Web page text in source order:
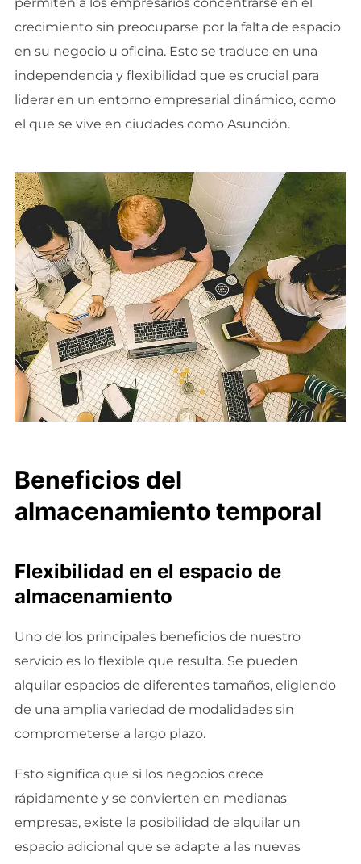
crecimiento sin preocuparse por la falta de espacio
en su negocio u oficina. Esto se traduce en una
independencia y flexibilidad que es crucial para
liderar en un entorno empresarial dinámico, como
el que se vive en ciudades como Asunción.
Beneficios del
almacenamiento temporal
Flexibilidad en el espacio de
almacenamiento
Uno de los principales beneficios de nuestro
servicio es lo flexible que resulta. Se pueden
alquilar espacios de diferentes tamaños, eligiendo
de una amplia variedad de modalidades sin
comprometerse a largo plazo.
Esto significa que si los negocios crece
rápidamente y se convierten en medianas
empresas, existe la posibilidad de alquilar un
espacio adicional que se adapte a las nuevas